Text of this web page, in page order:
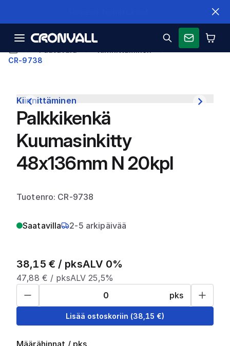
CR-9738
Kiinnittäminen
Palkkikenkä
Kuumasinkitty
48x136mm N 20kpl
Tuotenro: CR-9738
Saatavilla 2-5 arkipäivää
38,15 € / pksALV 0%
47,88 € / pksALV 25,5%
pks
Lisää ostoskoriin (38,15 €)
Määrähinnat / pks